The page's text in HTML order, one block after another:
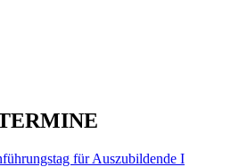
für Auszubildende I